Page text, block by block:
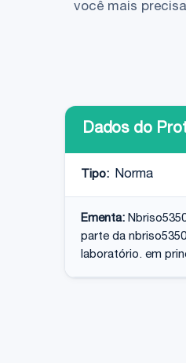
você mais
Dados do
Tipo: Norma
Ementa:
parte da
laboratório. em